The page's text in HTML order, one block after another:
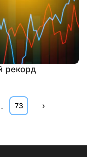
рекорд
73 ›